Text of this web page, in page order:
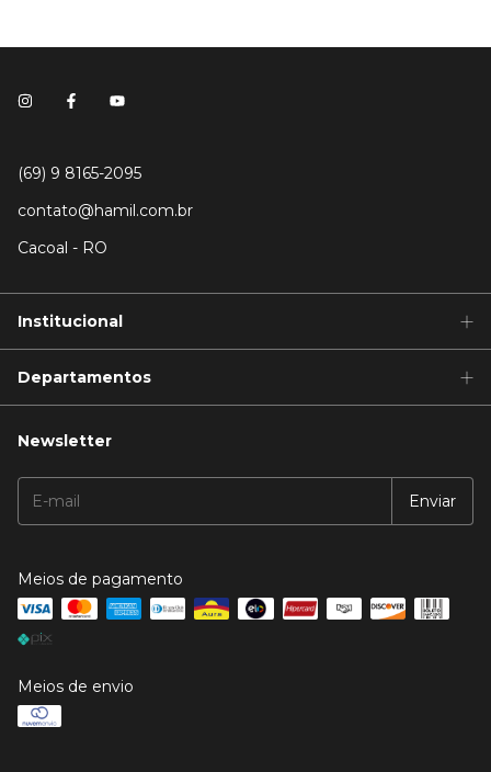
(69) 9 8165-2095
contato@hamil.com.br
Cacoal - RO
Institucional
Departamentos
Newsletter
Meios de pagamento
Meios de envio